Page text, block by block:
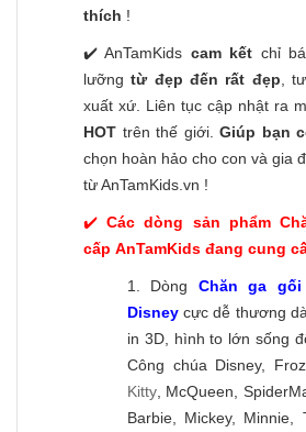
thích !
✔️ AnTamKids cam kết chỉ
lưỡngtừ đẹp đến rất đẹp,
xuất xứ. Liên tục cập nhật ra
HOT trên thế giới. Giúp bạn
chọn hoàn hảo cho con và gia
từ AnTamKids.vn !
✔️Các dòng sản phẩm
cấp AnTamKids đang cung
1. Dòng Chăn ga
Disney cực dễ thương
in 3D, hình to lớn sống
Công chúa Disney,
Kitty, McQueen,
Barbie, Mickey, Minnie,